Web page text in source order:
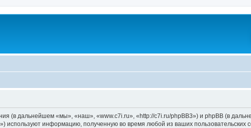
(в дальнейшем «мы», «наш», «www.c7i.ru», «http://c7i.ru/phpBB3») и phpBB (в
используют информацию, полученную во время любой из ваших пользовательских